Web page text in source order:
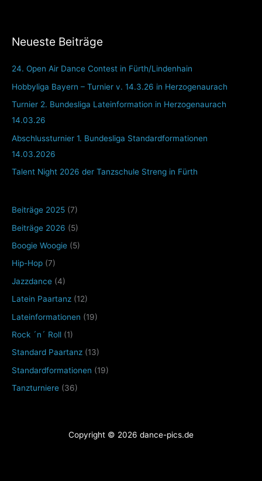
Neueste Beiträge
24. Open Air Dance Contest in Fürth/Lindenhain
Hobbyliga Bayern – Turnier v. 14.3.26 in Herzogenaurach
Turnier 2. Bundesliga Lateinformation in Herzogenaurach
14.03.26
Abschlussturnier 1. Bundesliga Standardformationen
14.03.2026
Talent Night 2026 der Tanzschule Streng in Fürth
Beiträge 2025 (7)
Beiträge 2026 (5)
Boogie Woogie (5)
Hip-Hop (7)
Jazzdance (4)
Latein Paartanz (12)
Lateinformationen (19)
Rock ´n´ Roll (1)
Standard Paartanz (13)
Standardformationen (19)
Tanzturniere (36)
Copyright © 2026 dance-pics.de